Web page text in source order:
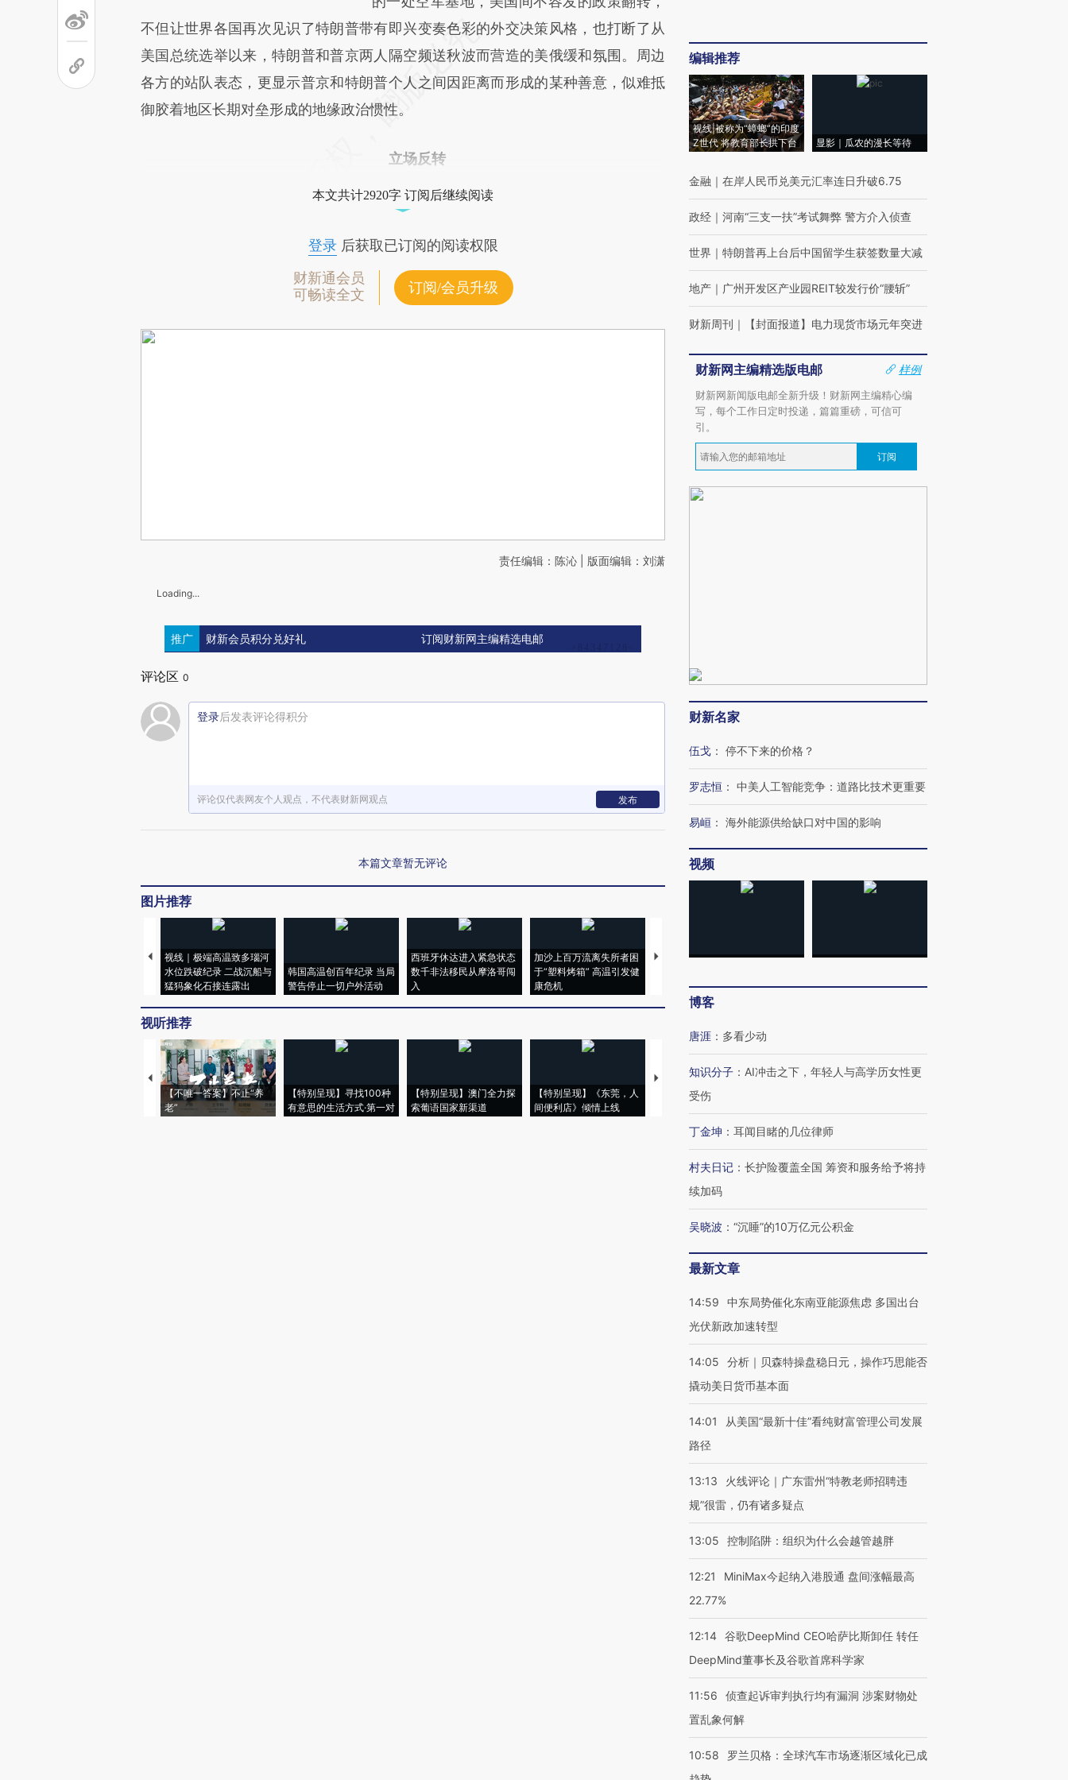
不但让世界各国再次见识了特朗普带有即兴变奏色彩的外交决策风格，也打断了从
美国总统选举以来，特朗普和普京两人隔空频送秋波而营造的美俄缓和氛围。周边
各方的站队表态，更显示普京和特朗普个人之间因距离而形成的某种善意，似难抵
御胶着地区长期对垒形成的地缘政治惯性。
立场反转
本文共计2920字 订阅后继续阅读
登录后获取已订阅的阅读权限
财新通会员
可畅读全文
订阅/会员升级
责任编辑：陈沁 | 版面编辑：刘潇
Loading...
推广 财新会员积分兑好礼 订阅财新网主编精选电邮
评论区 0
登录后发表评论得积分
评论仅代表网友个人观点，不代表财新网观点 发布
本篇文章暂无评论
图片推荐
视线｜极端高温致多瑙河
水位跌破纪录 二战沉船与
猛犸象化石接连露出
韩国高温创百年纪录 当局
警告停止一切户外活动
西班牙休达进入紧急状态
数千非法移民从摩洛哥闯
入
加沙上百万流离失所者困
于“塑料烤箱” 高温引发健
康危机
马航飞行员跨国走私7万
视线｜HYROX的吸金
心“花钱找虐”？
要防空导弹“救急”
视听推荐
【不唯一答案】不止“养
老”
【特别呈现】寻找100种
有意思的生活方式·第一对
【特别呈现】澳门全力探
索葡语国家新渠道
【特别呈现】《东莞，人
间便利店》倾情上线
【推广】走进第四届链博
会，让数智科技“链”接产
【商旅对话】华住集团
编辑推荐
视线|被称为“蟑螂”的印度
Z世代 将教育部长拱下台
显影｜瓜农的漫长等待
金融 ｜ 在岸人民币兑美元汇率连日升破6.75
政经 ｜ 河南“三支一扶”考试舞弊 警方介入侦查
世界 ｜ 特朗普再上台后中国留学生获签数量大减
地产 ｜ 广州开发区产业园REIT较发行价“腰斩”
财新周刊 ｜ 【封面报道】电力现货市场元年突进
财新网主编精选版电邮
样例
财新网新闻版电邮全新升级！财新网主编精心编
写，每个工作日定时投递，篇篇重磅，可信可
引。
订阅
财新名家
伍戈 ： 停不下来的价格？
罗志恒 ： 中美人工智能竞争：道路比技术更重要
易峘 ： 海外能源供给缺口对中国的影响
视频
博客
唐涯 ： 多看少动
知识分子 ： AI冲击之下，年轻人与高学历女性更
受伤
丁金坤 ： 耳闻目睹的几位律师
村夫日记 ： 长护险覆盖全国 筹资和服务给予将持
续加码
吴晓波 ： “沉睡”的10万亿元公积金
最新文章
14:59
中东局势催化东南亚能源焦虑 多国出台
光伏新政加速转型
14:05
分析｜贝森特操盘稳日元，操作巧思能否
撬动美日货币基本面
14:01
从美国“最新十佳”看纯财富管理公司发展
路径
13:13
火线评论｜广东雷州“特教老师招聘违
规”很雷，仍有诸多疑点
13:05 控制陷阱：组织为什么会越管越胖
12:21
MiniMax今起纳入港股通 盘间涨幅最高
22.77%
12:14 谷歌DeepMind CEO哈萨比斯卸任 转任
DeepMind董事长及谷歌首席科学家
11:56
侦查起诉审判执行均有漏洞 涉案财物处
置乱象何解
10:58
罗兰贝格：全球汽车市场逐渐区域化已成